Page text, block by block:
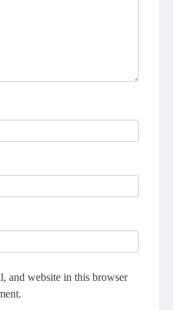
and website in this browser